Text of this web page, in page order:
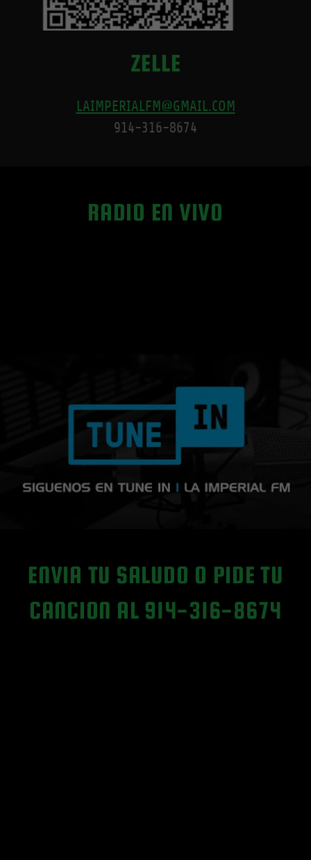
ZELLE
LAIMPERIALFM@GMAIL.COM
914-316-8674
RADIO EN VIVO
ENVIA TU SALUDO O PIDE TU
CANCION AL 914-316-8674